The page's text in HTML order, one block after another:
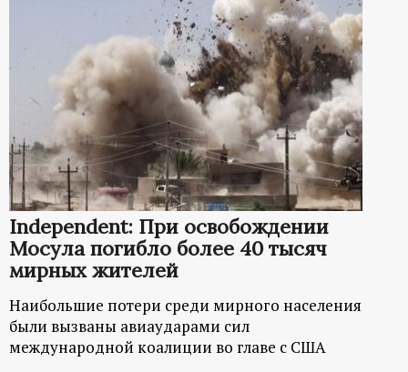
Independent: При освобождении
Мосула погибло более 40 тысяч
мирных жителей
Наибольшие потери среди мирного населения
были вызваны авиаударами сил
международной коалиции во главе с США